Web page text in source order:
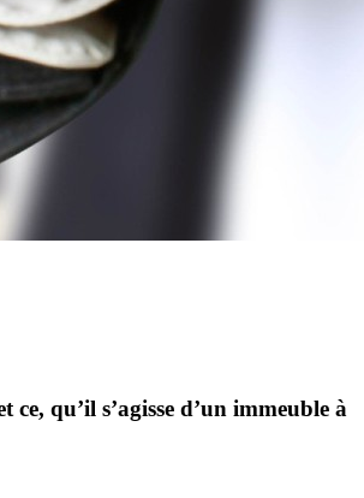
qu’il s’agisse d’un immeuble à